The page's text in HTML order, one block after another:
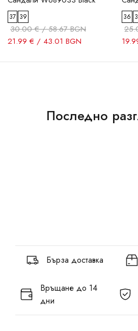
37 39
30.00 € / 58.67 BGN
21.99 € / 43.01 BGN
36
Последно
Бърза доставка
Връщане до 14
дни